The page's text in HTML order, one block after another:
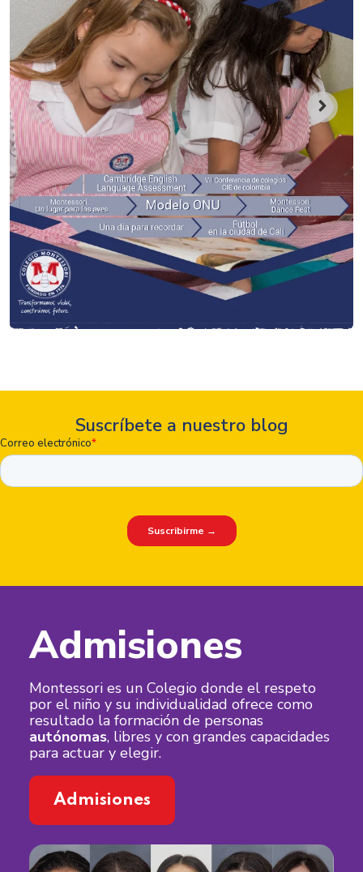
Suscríbete a nuestro blog
Admisiones
Montessori es un Colegio donde el respeto
por el niño y su individualidad ofrece como
resultado la formación de personas
autónomas, libres y con grandes capacidades
para actuar y elegir.
Admisiones